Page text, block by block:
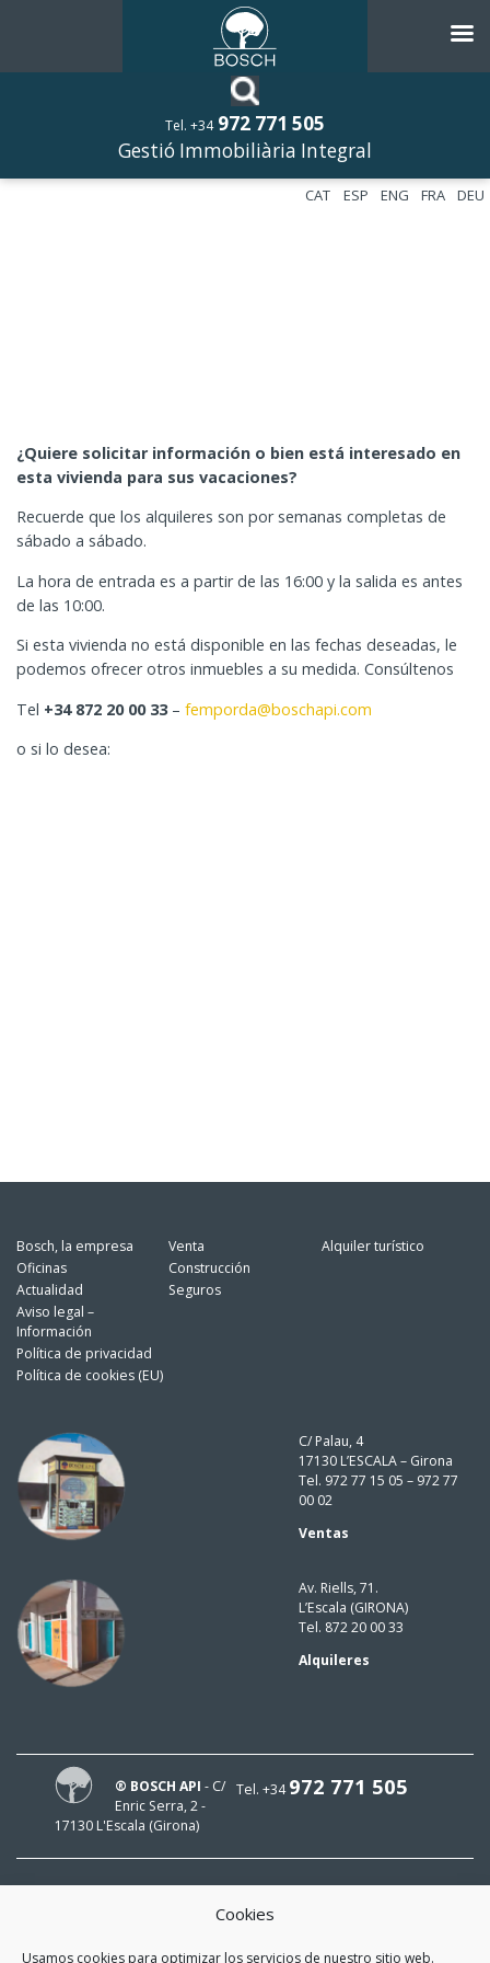
Cookies
Usamos cookies para optimizar los servicios de nuestro sitio web.
Tel. +34 972 771 505
Gestió Immobiliària Integral
DEU
FRA
ENG
ESP
CAT
¿Quiere solicitar información o bien está interesado en
esta vivienda para sus vacaciones?
Recuerde que los alquileres son por semanas completas de
sábado a sábado.
La hora de entrada es a partir de las 16:00 y la salida es antes
de las 10:00.
Si esta vivienda no está disponible en las fechas deseadas, le
podemos ofrecer otros inmuebles a su medida. Consúltenos
Tel +34 872 20 00 33– femporda@boschapi.com
o si lo desea:
Bosch, la empresa
Oficinas
Actualidad
Aviso legal –
Información
Política de privacidad
Política de cookies (EU)
Venta
Construcción
Seguros
Alquiler turístico
C/ Palau, 4
17130 L’ESCALA – Girona
Tel. 972 77 15 05 – 972 77
00 02
Ventas
Av. Riells, 71.
L’Escala (GIRONA)
Tel. 872 20 00 33
Alquileres
Tel. +34972 771 505
® BOSCH API - C/
Enric Serra, 2 -
17130 L'Escala (Girona)